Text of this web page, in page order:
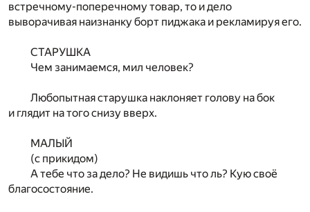
встречному-поперечному товар, то и дело
выворачивая наизнанку борт пиджака и рекламируя его.
СТАРУШКА
Чем занимаемся, мил человек?
Любопытная старушка наклоняет голову на бок
и глядит на того снизу вверх.
МАЛЫЙ
(с прикидом)
А тебе что за дело? Не видишь что ль? Кую своё
благосостояние.